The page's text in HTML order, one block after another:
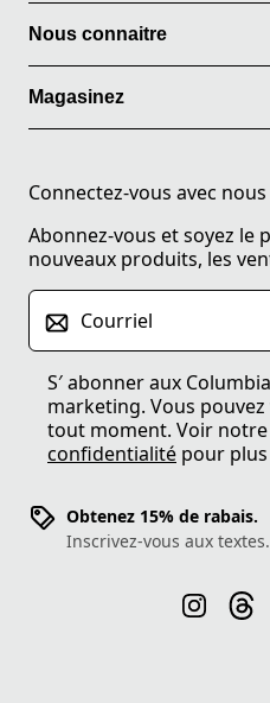
Nous connaitre
Magasinez
Connectez-vous avec nous
Abonnez-vous et soyez le
nouveaux produits, les
Courriel
S′ abonner aux
marketing. Vous
tout moment. Voir notre
confidentialité pour
Obtenez 15% de rabais.
Inscrivez-vous aux textes.